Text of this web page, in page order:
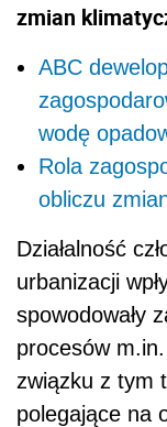
zmian
ABC
wodę
Rola
obliczu
Działalność
urbanizacji
spowodowały
procesów
związku z tym
polegające na